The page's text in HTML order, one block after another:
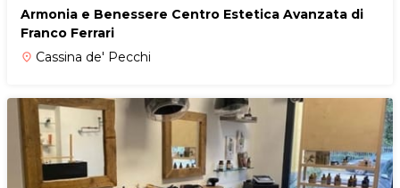
Armonia e Benessere Centro Estetica Avanzata di
Franco Ferrari
place Cassina de' Pecchi